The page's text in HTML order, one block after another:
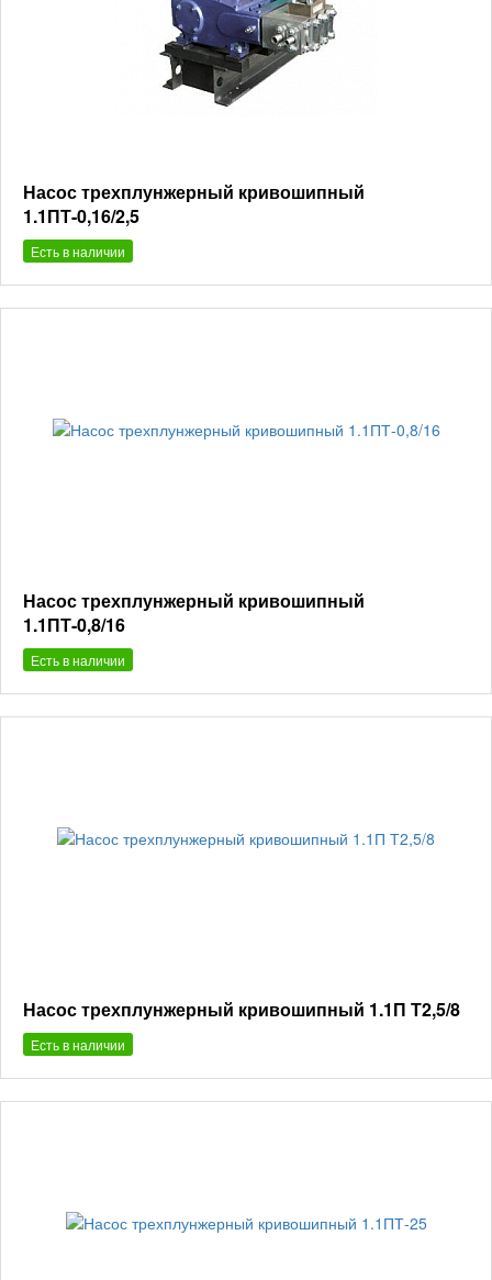
Насос трехплунжерный кривошипный
1.1ПТ-0,16/2,5
Есть в наличии
Насос трехплунжерный кривошипный
1.1ПТ-0,8/16
Есть в наличии
Насос трехплунжерный кривошипный 1.1П Т2,5/8
Есть в наличии